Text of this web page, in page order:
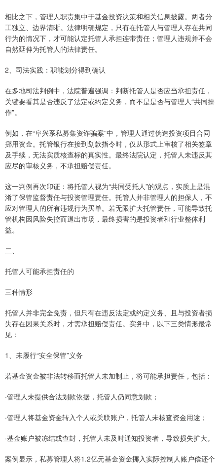
相比之下，管理人职责集中于基金投资决策和相关信息披露。两者分
工独立、边界清晰。法律明确规定，只有在托管人与管理人存在共同
行为的情况下，才可能认定托管人承担连带责任；管理人违规并不会
自然延伸为托管人的法律责任。
2、司法实践：职能划分得到确认
在多地司法判例中，法院普遍强调：判断托管人是否应当承担责任，
关键要看其是否违反了法定或约定义务，而不是是否与管理人“共同操
作”。
例如，在“阜兴系私募集资诈骗案”中，管理人通过伪造投资项目合同
挪用资金。托管银行在接到划款指令时，仅从形式上审核了相关签章
及手续，无法实质核查标的真实性。最终法院认定，托管人未违反其
应尽的审核义务，不承担赔偿责任。
这一判例再次印证：将托管人视为“共同受托人”的观点，实质上是混
淆了保管监督责任与投资管理责任。托管人并非管理人的担保人，不
应对管理人的所有违规行为买单。若无限扩大托管责任，可能导致托
管机构因风险失控而退出市场，最终损害的是投资者和行业整体利
益。
二、
托管人可能承担责任的
三种情形
托管人并非完全免责，但只有在违反法定或约定义务、且与投资者损
失存在因果关系时，才需承担赔偿责任。实务中，以下三类情形最常
见：
1、未履行“安全保管”义务
若基金资金被非法转移而托管人未加制止，将可能承担责任，包括：
·管理人未提供合法划款依据，托管人仍同意划款；
·管理人将基金资金转入个人或关联账户，托管人未核查资金用途；
·基金账户被冻结或查封，托管人未及时通知投资者，导致损失扩大。
案例显示，私募管理人将1.2亿元基金资金挪入实际控制人账户偿还个